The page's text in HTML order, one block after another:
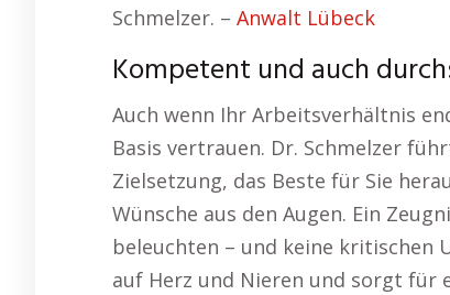
Schmelzer. – Anwalt Lübeck
Kompetent und auch
Auch wenn Ihr Arbeitsverhältnis
Basis vertrauen. Dr. Schmelzer
Zielsetzung, das Beste für Sie
Wünsche aus den Augen. Ein
beleuchten – und keine kritischen
auf Herz und Nieren und sorgt für